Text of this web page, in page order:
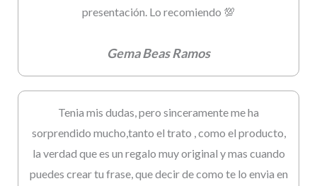
presentación. Lo recomiendo 💯
Gema Beas Ramos
Tenia mis dudas, pero sinceramente me ha
sorprendido mucho,tanto el trato , como el producto,
la verdad que es un regalo muy original y mas cuando
puedes crear tu frase, que decir de como te lo envia en